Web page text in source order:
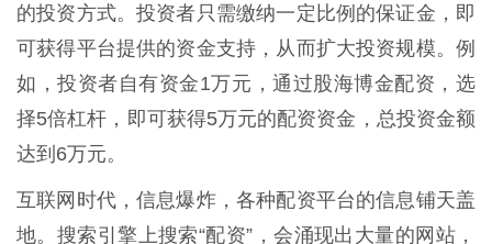
的投资方式。投资者只需缴纳一定比例的保证金，即
可获得平台提供的资金支持，从而扩大投资规模。例
如，投资者自有资金1万元，通过股海博金配资，选
择5倍杠杆，即可获得5万元的配资资金，总投资金额
达到6万元。
互联网时代，信息爆炸，各种配资平台的信息铺天盖
地。搜索引擎上搜索“配资”，会涌现出大量的网站，